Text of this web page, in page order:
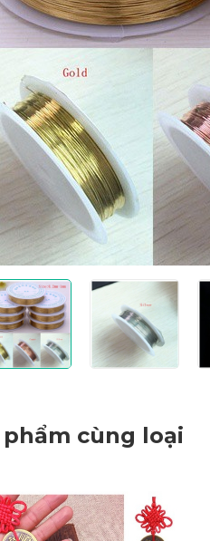
phẩm cùng loại